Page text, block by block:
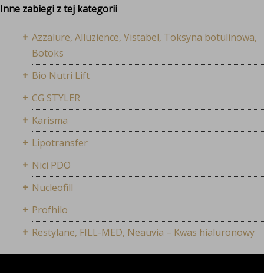
Inne zabiegi z tej kategorii
Azzalure, Alluzience, Vistabel, Toksyna botulinowa,
Botoks
Bio Nutri Lift
CG STYLER
Karisma
Lipotransfer
Nici PDO
Nucleofill
Profhilo
Restylane, FILL-MED, Neauvia – Kwas hialuronowy